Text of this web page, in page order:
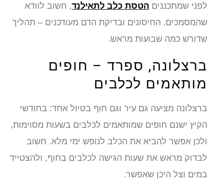
לפני שמתכננים הטסת כלב לתאילנד, חשוב לוודא
שהמסמכים, החיסונים ובדיקת הדם מעודכנים – תהליך
שדורש כמה שבועות מראש.
ברצלונה, ספרד – חופים
מותאמים לכלבים
ברצלונה מציעה גם עיר וגם חוף בטיול אחד: בחודשי
הקיץ ישנם חופים שמותאמים לכלבים בשעות מסוימות,
ולכן אפשר להביא את הכלב לנופש ימי מלא. חשוב
לבדוק מראש את שעות הגישה לכלבים בחוף, ולהצטייד
במים וצל היכן שאפשר.